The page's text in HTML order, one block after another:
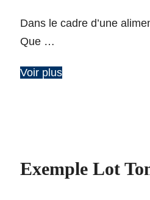
Dans le cadre d’une
Que …
Voir plus
Exemple Lot